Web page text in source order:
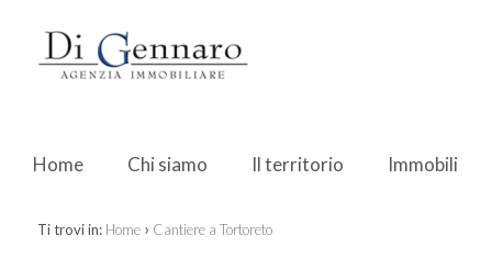
Home Chi siamo Il territorio Immobili
Ti trovi in: Home › Cantiere a Tortoreto